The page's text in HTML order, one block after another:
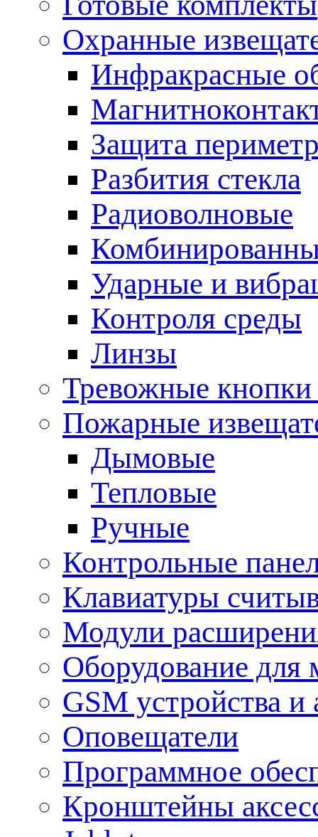
Охранные
Инфракрасные
Защита
Разбития стекла
Радиоволновые
Ударные и
Контроля среды
Линзы
Тревожные кнопки
Пожарные
Дымовые
Тепловые
Ручные
Контрольные
Клавиатуры
Модули
Оборудование для
GSM устройства и
Оповещатели
Программное
Кронштейны